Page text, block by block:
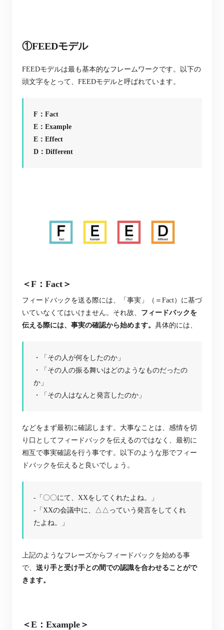
①FEEDモデル
FEEDモデルは最も基本的なフレームワークです。以下の
頭文字をとって、FEEDモデルと呼ばれています。
F：Fact
E：Example
E：Effect
D：Different
＜F：Fact＞
フィードバックを送る際には、「事実」（＝Fact）に基づ
いていなくてはいけません。それ故、 フィードバックを
伝える際には、事実の確認から始めます。 具体的には、
・「その人が何をしたのか」
・「その人の振る舞いはどのようなものだったの
か」
・「その人はなんと発言したのか」
などをまず最初に確認します。 大事なことは、感情を切
り口としてフィードバックを伝えるのではなく、最初に
相互で事実確認を行う事です。以下のような形でフィー
ドバックを伝えると良いでしょう。
-「〇〇にて、XXをしてくれたよね。」
-「XXの会議中に、△△っていう発言をしてくれ
たよね。」
上記のようなフレーズからフィードバックを始める事
で、 送り手と受け手との間での認識を合わせることがで
きます。
＜E：Example＞